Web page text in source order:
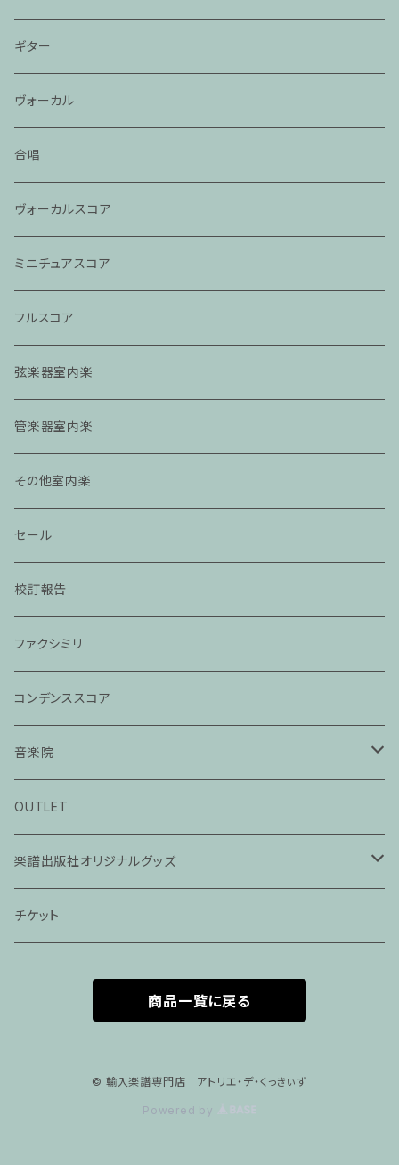
ギター
ヴォーカル
合唱
ヴォーカルスコア
ミニチュアスコア
フルスコア
弦楽器室内楽
管楽器室内楽
その他室内楽
セール
校訂報告
ファクシミリ
コンデンススコア
音楽院
ピアノ科３０分レッスン
ピアノ科４５分レッスン
家族割プラン
家族割適用プラン2
声楽ピアノ４５分レッスン
ヴァイオリンピアノ６０分レッスン
OUTLET
楽譜出版社オリジナルグッズ
アパレル
チケット
商品一覧に戻る
© 輸入楽譜専門店 アトリエ・デ・くっきぃず
Powered by